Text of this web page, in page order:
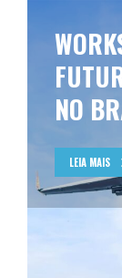
NO
LEIA MAIS